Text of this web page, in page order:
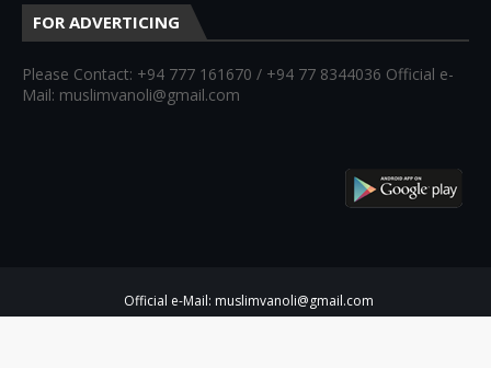
FOR ADVERTICING
Please Contact: +94 777 161670 / +94 77 8344036 Official e-
Mail: muslimvanoli@gmail.com
Official e-Mail: muslimvanoli@gmail.com